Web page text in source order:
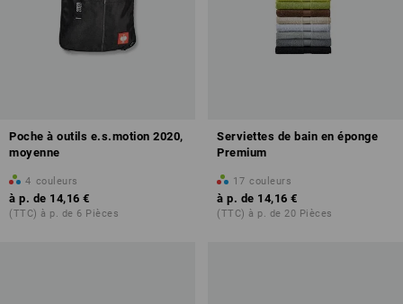
Poche à outils e.s.motion 2020,
moyenne
4 couleurs
à p. de 14,16 €
(TTC) à p. de 6 Pièces
Serviettes de bain en éponge
Premium
17 couleurs
à p. de 14,16 €
(TTC) à p. de 20 Pièces